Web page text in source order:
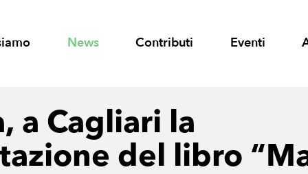
News Contributi Eventi
a Cagliari la
del libro